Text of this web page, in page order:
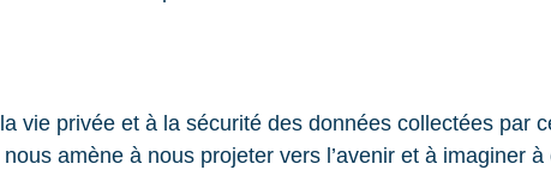
vie privée et à la sécurité des données collectées par
amène à nous projeter vers l’avenir et à imaginer